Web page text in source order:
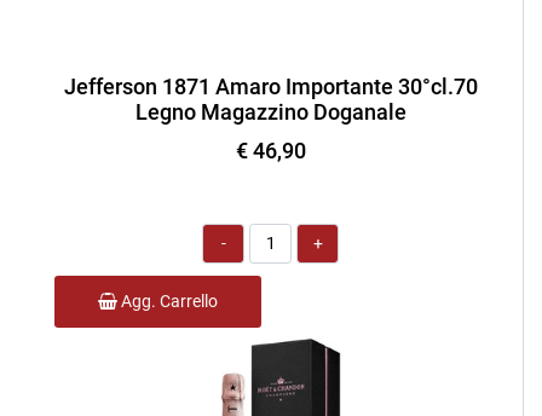
Jefferson 1871 Amaro Importante 30°cl.70
Legno Magazzino Doganale
€ 46,90
Quantità
Agg. Carrello